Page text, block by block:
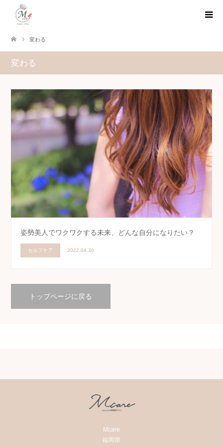
変わる
変わる
姿勢美人でワクワクする未来、どんな自分になりたい？
セルフケア 2022.04.30
トップページに戻る
Mcare
福岡県